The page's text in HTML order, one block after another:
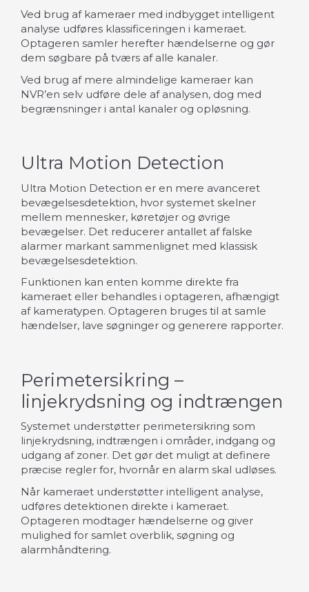
Ved brug af kameraer med indbygget intelligent
analyse udføres klassificeringen i kameraet.
Optageren samler herefter hændelserne og gør
dem søgbare på tværs af alle kanaler.
Ved brug af mere almindelige kameraer kan
NVR’en selv udføre dele af analysen, dog med
begrænsninger i antal kanaler og opløsning.
Ultra Motion Detection
Ultra Motion Detection er en mere avanceret
bevægelsesdetektion, hvor systemet skelner
mellem mennesker, køretøjer og øvrige
bevægelser. Det reducerer antallet af falske
alarmer markant sammenlignet med klassisk
bevægelsesdetektion.
Funktionen kan enten komme direkte fra
kameraet eller behandles i optageren, afhængigt
af kameratypen. Optageren bruges til at samle
hændelser, lave søgninger og generere rapporter.
Perimetersikring –
linjekrydsning og indtrængen
Systemet understøtter perimetersikring som
linjekrydsning, indtrængen i områder, indgang og
udgang af zoner. Det gør det muligt at definere
præcise regler for, hvornår en alarm skal udløses.
Når kameraet understøtter intelligent analyse,
udføres detektionen direkte i kameraet.
Optageren modtager hændelserne og giver
mulighed for samlet overblik, søgning og
alarmhåndtering.